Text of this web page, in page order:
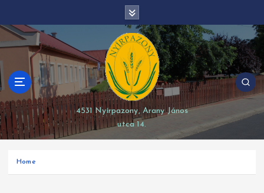
p
t
o
c
o
n
t
e
4531 Nyírpazony, Arany János
utca 14.
Home
modal-check